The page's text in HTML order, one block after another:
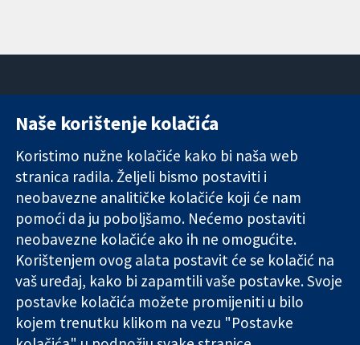
Pouzdani dokazi.
Utemeljeni
dokazi.
Bolje zdravlje.
11-13 Cavendish
London
W1G 0AN
Ujedinjeno
Kraljevstvo
Novosti
medije
O nama
Poslovi
Cochrane
Library
The Cochrane Collaboration is a charity (no. 1045921) and a
Naše korištenje kolačića
Koristimo nužne kolačiće kako bi naša web
stranica radila. Željeli bismo postaviti i
neobavezne analitičke kolačiće koji će nam
pomoći da ju poboljšamo. Nećemo postaviti
neobavezne kolačiće ako ih ne omogućite.
Korištenjem ovog alata postavit će se kolačić na
vaš uređaj, kako bi zapamtili vaše postavke. Svoje
postavke kolačića možete promijeniti u bilo
kojem trenutku klikom na vezu "Postavke